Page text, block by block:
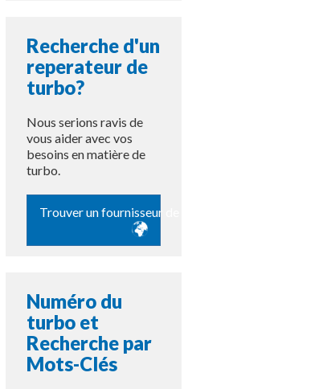
Recherche d'un
reperateur de
turbo?
Nous serions ravis de
vous aider avec vos
besoins en matière de
turbo.
Trouver un fournisseur de pièces
Numéro du
turbo et
Recherche par
Mots-Clés